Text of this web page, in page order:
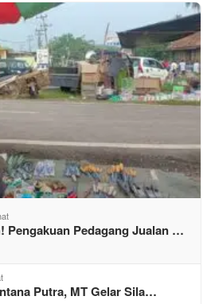
Pengakuan Pedagang Jualan …
Putra, MT Gelar Sila…